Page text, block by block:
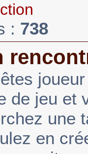
: 738
de jeu et
une
en